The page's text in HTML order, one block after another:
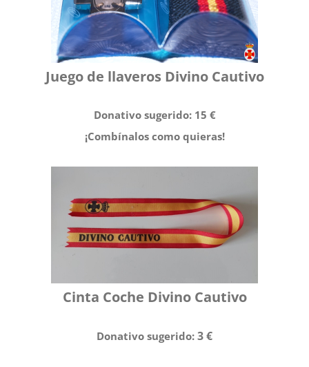
Juego de llaveros Divino Cautivo
Donativo sugerido: 15 €
¡Combínaloscomo quieras!
Cinta Coche Divino Cautivo
Donativo sugerido: 3 €